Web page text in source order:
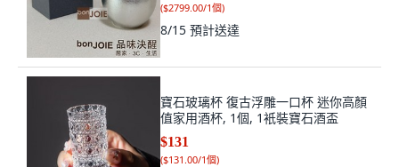
($2799.00/1個)
8/15 預計送達
寶石玻璃杯 復古浮雕一口杯 迷你高顏
值家用酒杯, 1個, 1衹裝寶石酒盃
$131
($131.00/1個)